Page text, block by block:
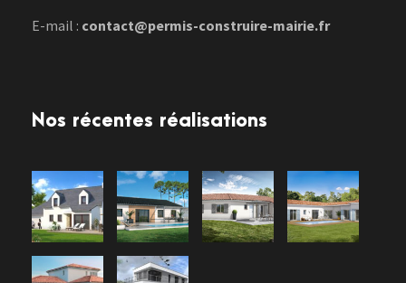
E-mail : contact@permis-construire-mairie.fr
Nos récentes réalisations